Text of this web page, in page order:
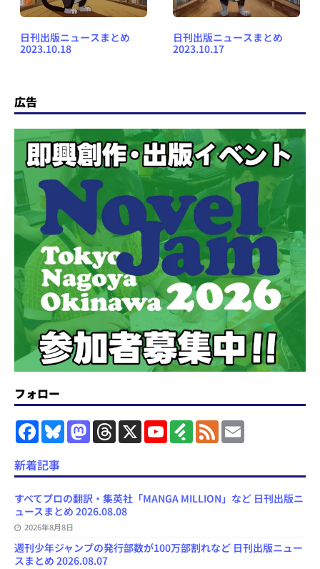
日刊出版ニュースまとめ
2023.10.18
日刊出版ニュースまとめ
2023.10.17
広告
フォロー
F
a
e
b
o
k
B
s
y
M
a
o
o
n
T
h
a
s
X
Y
o
u
e
C
n
n
F
e
l
F
e
l
新着記事
すべてプロの翻訳・集英社「MANGA MILLION」など 日刊出版ニ
ュースまとめ 2026.08.08
2026年8月8日
週刊少年ジャンプの発行部数が100万部割れなど 日刊出版ニュー
スまとめ 2026.08.07